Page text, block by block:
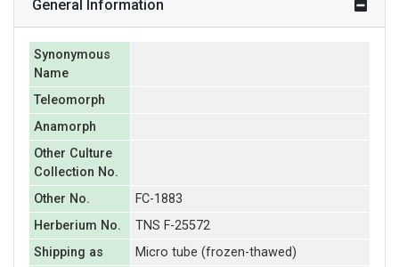
General Information
Synonymous
Name
Teleomorph
Anamorph
Other Culture
Collection No.
Other No.
FC-1883
Herberium No.
TNS F-25572
Shipping as
Micro tube (frozen-thawed)